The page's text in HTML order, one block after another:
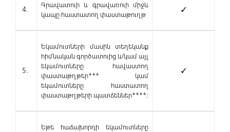
4.
Գրավատուի և գրավառուի միջև
կապը հաստատող փաստաթուղթ
✓
5.
Եկամուտների մասին տեղեկանք
հիմնական գործատուից և/կամ այլ
եկամուտները հավաստող
փաստաթղթեր*** կամ
եկամուտները հաստատող
փաստաթղթերի պատճեններ****:
✓
Եթե հաճախորդի եկամուտները